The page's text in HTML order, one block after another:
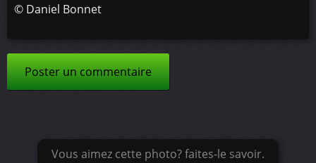
© Daniel Bonnet
Poster un commentaire
Vous aimez cette photo? faites-le savoir.